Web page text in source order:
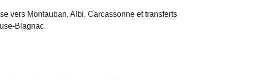
vers Montauban, Albi, Carcassonne et transferts
Blagnac.